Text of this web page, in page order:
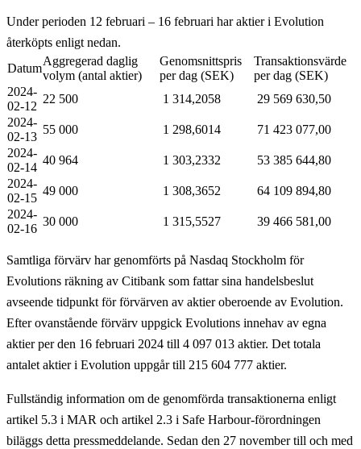
Under perioden 12 februari – 16 februari har aktier i Evolution
återköpts enligt nedan.
Datum
Aggregerad daglig
volym (antal aktier)
Genomsnittspris
per dag (SEK)
Transaktionsvärde
per dag (SEK)
2024-
02-12
22 500 1 314,2058
29 569 630,50
2024-
02-13
55 000 1 298,6014
71 423 077,00
2024-
02-14
40 964 1 303,2332
53 385 644,80
2024-
02-15
49 000 1 308,3652
64 109 894,80
2024-
02-16
30 000 1 315,5527 39 466 581,00
Samtliga förvärv har genomförts på Nasdaq Stockholm för
Evolutions räkning av Citibank som fattar sina handelsbeslut
avseende tidpunkt för förvärven av aktier oberoende av Evolution.
Efter ovanstående förvärv uppgick Evolutions innehav av egna
aktier per den 16 februari 2024 till 4 097 013 aktier. Det totala
antalet aktier i Evolution uppgår till 215 604 777 aktier.
Fullständig information om de genomförda transaktionerna enligt
artikel 5.3 i MAR och artikel 2.3 i Safe Harbour-förordningen
biläggs detta pressmeddelande. Sedan den 27 november till och med